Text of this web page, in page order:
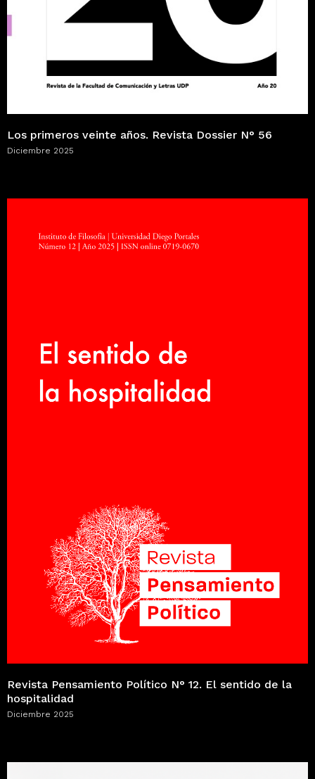
Los primeros veinte años. Revista Dossier N° 56
Diciembre 2025
Revista Pensamiento Político N° 12. El sentido de la
hospitalidad
Diciembre 2025